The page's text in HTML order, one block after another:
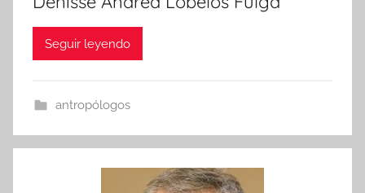
Seguir leyendo
antropólogos